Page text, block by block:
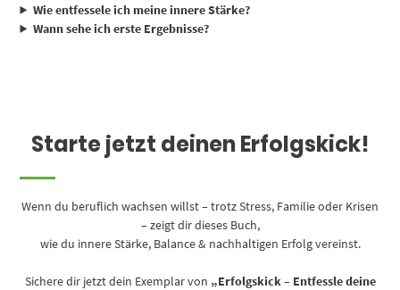
Wie entfessele ich meine innere Stärke?
Wann sehe ich erste Ergebnisse?
Starte jetzt deinen Erfolgskick!
Wenn du beruflich wachsen willst – trotz Stress, Familie oder Krisen
– zeigt dir dieses Buch,
wie du innere Stärke, Balance & nachhaltigen Erfolg vereinst.
Sichere dir jetzt dein Exemplar von „Erfolgskick – Entfessle deine